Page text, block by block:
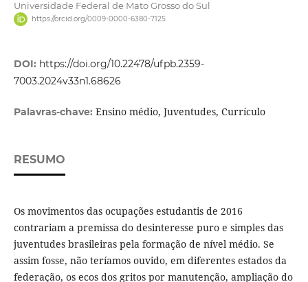
Universidade Federal de Mato Grosso do Sul
https://orcid.org/0009-0000-6380-7125
DOI: https://doi.org/10.22478/ufpb.2359-
7003.2024v33n1.68626
Palavras-chave: Ensino médio, Juventudes, Currículo
RESUMO
Os movimentos das ocupações estudantis de 2016
contrariam a premissa do desinteresse puro e simples das
juventudes brasileiras pela formação de nível médio. Se
assim fosse, não teríamos ouvido, em diferentes estados da
federação, os ecos dos gritos por manutenção, ampliação do